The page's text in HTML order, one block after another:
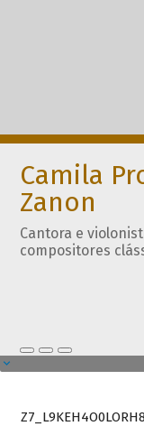
Camila
Zanon
Cantora e
compositores